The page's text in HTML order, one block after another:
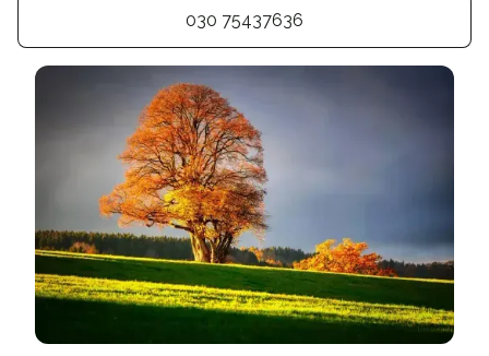
030 75437636